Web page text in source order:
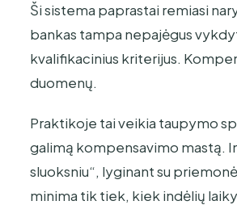
Ši sistema paprastai remiasi
bankas tampa nepajėgus
kvalifikacinius kriterijus.
duomenų.
Praktikoje tai veikia taupymo
galimą kompensavimo mastą.
sluoksniu“, lyginant su
minima tik tiek, kiek indėlių